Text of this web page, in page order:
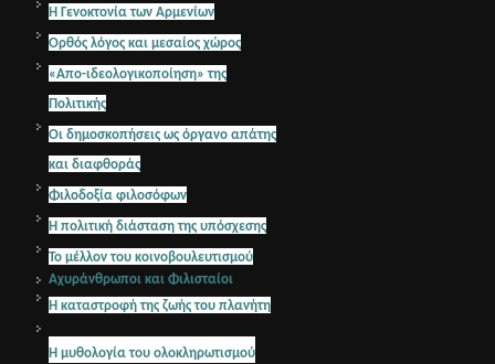
Η Γενοκτονία των Αρμενίων
Ορθός λόγος και μεσαίος χώρος
«Απο-ιδεολογικοποίηση» της
Πολιτικής
Οι δημοσκοπήσεις ως όργανο απάτης
και διαφθοράς
Φιλοδοξία φιλοσόφων
H πολιτική διάσταση της υπόσχεσης
Το μέλλον του κοινοβουλευτισμού
Αχυράνθρωποι και Φιλισταίοι
Η καταστροφή της ζωής του πλανήτη
Η μυθολογία του ολοκληρωτισμού